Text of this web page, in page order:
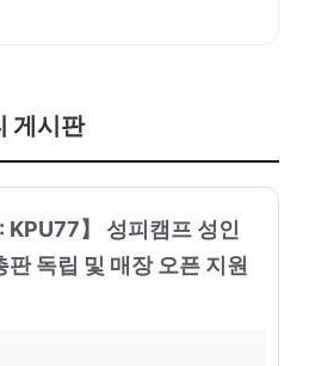
게시판
】 성피캠프 성인
독립 및 매장 오픈 지원